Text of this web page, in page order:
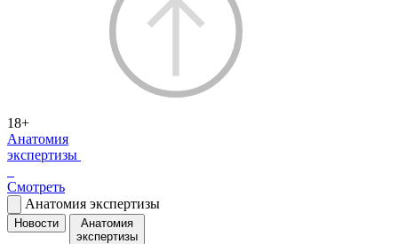
18+
Анатомия
экспертизы
Смотреть
Анатомия экспертизы
Новости
Анатомия
экспертизы